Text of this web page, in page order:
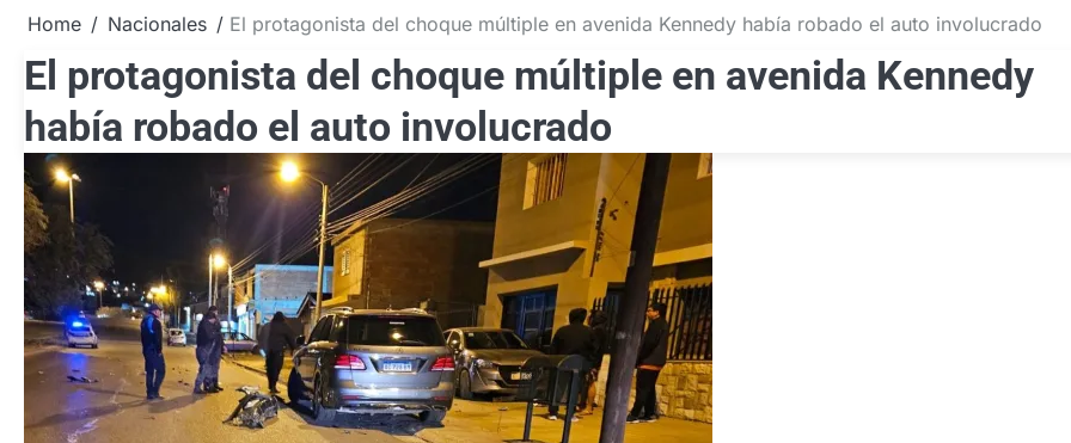
Home Nacionales El protagonista del choque múltiple en avenida Kennedy había robado el auto involucrado
El protagonista del choque múltiple en avenida Kennedy
había robado el auto involucrado